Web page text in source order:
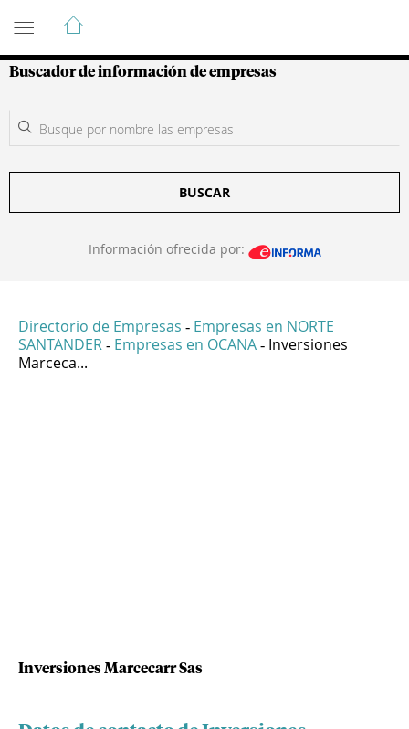
Guía de Empresas Colombianas
Buscador de información de empresas
BUSCAR
Información ofrecida por:
Directorio de Empresas - Empresas en NORTE
SANTANDER - Empresas en OCANA - Inversiones
Marceca...
Inversiones Marcecarr Sas